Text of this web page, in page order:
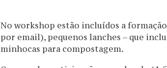
No workshop estão incluídos a
por email), pequenos lanches – que
minhocas para compostagem.